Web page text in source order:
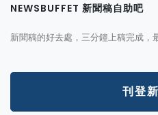
NEWSBUFFET 新聞稿自助吧
新聞稿的好去處，三分鐘上稿完成，
刊登